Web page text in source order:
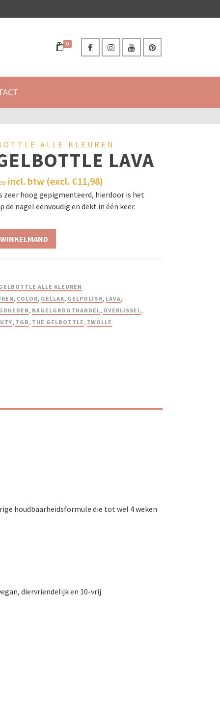
0
ALLE KLEUREN
LAVA
incl. btw (excl. €11,98)
zeer hoog gepigmenteerd, hierdoor is het
de nagel eenvoudig en dekt in één keer.
ALLE KLEUREN
, COLOR, GELLAK, GELPOLISH, LAVA,
, NAGELGROOTHANDEL, OVERIJSSEL,
, TGB, THE GELBOTTLE, ZWOLLE
houdbaarheidsformule die tot wel 4 weken
diervriendelijk en 10-vrij